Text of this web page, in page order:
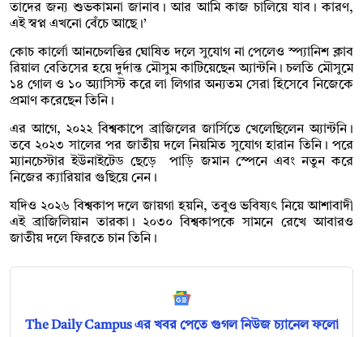
তাদের জন্য শুভকামনা জানাব। আর আমি কাজ চালিয়ে যাব। কারণ,
এই স্বপ্ন এখনো বেঁচে আছে।’
কোচ কার্লো আনচেলত্তির ঘোষিত দলে সুযোগ না পেলেও স্প্যানিশ ক্লাব
রিয়াল বেতিসের হয়ে দুর্দান্ত মৌসুম কাটিয়েছেন অ্যান্টনি। চলতি মৌসুমে
১৪ গোল ও ১০ অ্যাসিস্ট করে লা লিগার অন্যতম সেরা হিসেবে নিজেকে
প্রমাণ করেছেন তিনি।
এর আগে, ২০২২ বিশ্বকাপে ব্রাজিলের জার্সিতে খেলেছিলেন অ্যান্টনি।
তবে ২০২৩ সালের পর জাতীয় দলে নিয়মিত সুযোগ হারান তিনি। পরে
ম্যানচেস্টার ইউনাইটেড ছেড়ে পাড়ি জমান স্পেনে এবং নতুন করে
নিজের ক্যারিয়ার গুছিয়ে নেন।
যদিও ২০২৬ বিশ্বকাপ দলে জায়গা হয়নি, তবুও ভবিষ্যৎ নিয়ে আশাবাদী
এই ব্রাজিলিয়ান তারকা। ২০৩০ বিশ্বকাপকে সামনে রেখে আবারও
জাতীয় দলে ফিরতে চান তিনি।
The Daily Campus এর খবর পেতে গুগল নিউজ চ্যানেল ফলো